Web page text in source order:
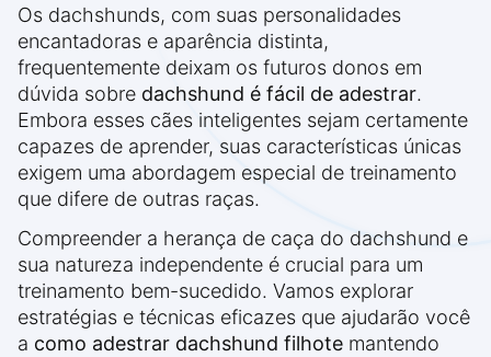
Os dachshunds, com suas personalidades
encantadoras e aparência distinta,
frequentemente deixam os futuros donos em
dúvida sobre dachshund é fácil de adestrar.
Embora esses cães inteligentes sejam certamente
capazes de aprender, suas características únicas
exigem uma abordagem especial de treinamento
que difere de outras raças.
Compreender a herança de caça do dachshund e
sua natureza independente é crucial para um
treinamento bem-sucedido. Vamos explorar
estratégias e técnicas eficazes que ajudarão você
a como adestrar dachshund filhote mantendo